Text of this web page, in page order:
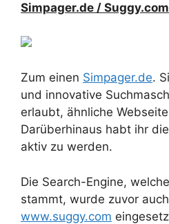
Simpager.de /
Zum einen Simpager.de.
und innovative
erlaubt, ähnliche
Darüberhinaus habt ihr
aktiv zu werden.
Die Search-Engine,
stammt, wurde zuvor
www.suggy.com